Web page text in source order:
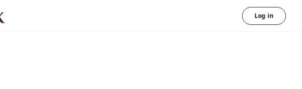
Log in